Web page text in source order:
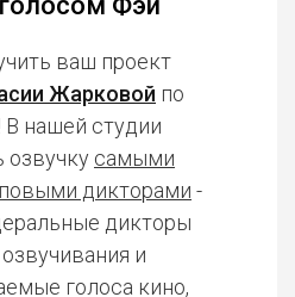
ваш проект
Жарковой по
нашей студии
озвучку самыми
дикторами -
дикторы
и
голоса кино,